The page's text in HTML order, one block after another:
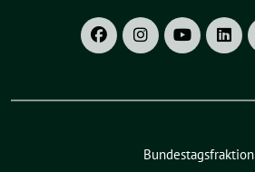
Bundestagsfraktion